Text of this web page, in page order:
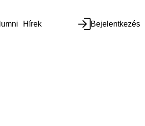
Hírek Bejelentkezés